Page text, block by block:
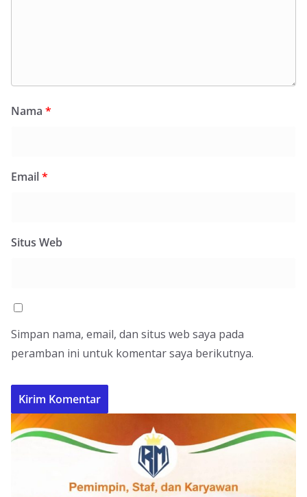
Nama *
Email*
Situs Web
Simpan nama, email, dan situs web saya pada
peramban ini untuk komentar saya berikutnya.